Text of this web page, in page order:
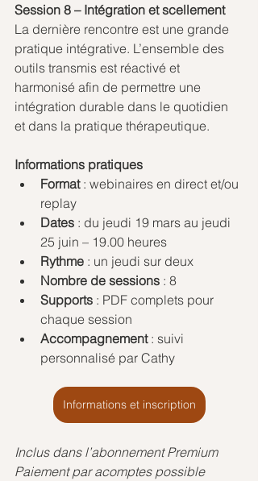
Session 8 – Intégration et scellement
La dernière rencontre est une grande
pratique intégrative. L’ensemble des
outils transmis est réactivé et
harmonisé afin de permettre une
intégration durable dans le quotidien
et dans la pratique thérapeutique.
Informations pratiques
Format : webinaires en direct et/ou
replay
Dates : du jeudi 19 mars au jeudi
25 juin – 19.00 heures
Rythme : un jeudi sur deux
Nombre de sessions : 8
Supports : PDF complets pour
chaque session
Accompagnement : suivi
personnalisé par Cathy
Informations et inscription
Inclus dans l’abonnement Premium
Paiement par acomptes possible